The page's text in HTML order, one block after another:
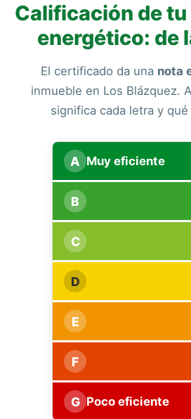
Calificación de
energético: de
El certificado da una nota
inmueble en Los Blázquez.
significa cada letra y
A Muy eficiente
B
C
D
E
F
G Poco eficiente